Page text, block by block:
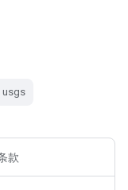
usgs
款